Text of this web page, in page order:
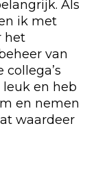
Als
ik met
het
van
en heb
en nemen
waardeer